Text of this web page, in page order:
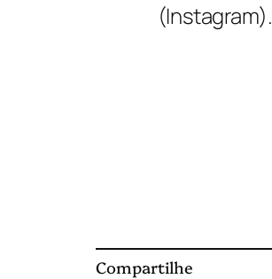
(Instagram).
Compartilhe